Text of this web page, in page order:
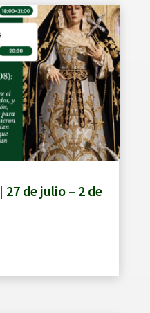
27 de julio – 2 de